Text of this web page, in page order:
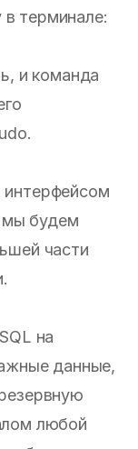
терминале:
и команда
мы будем
части
на
данные,
любой